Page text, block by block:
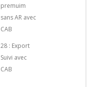
premuim
sans AR avec
CAB
28 : Export
Suivi avec
CAB